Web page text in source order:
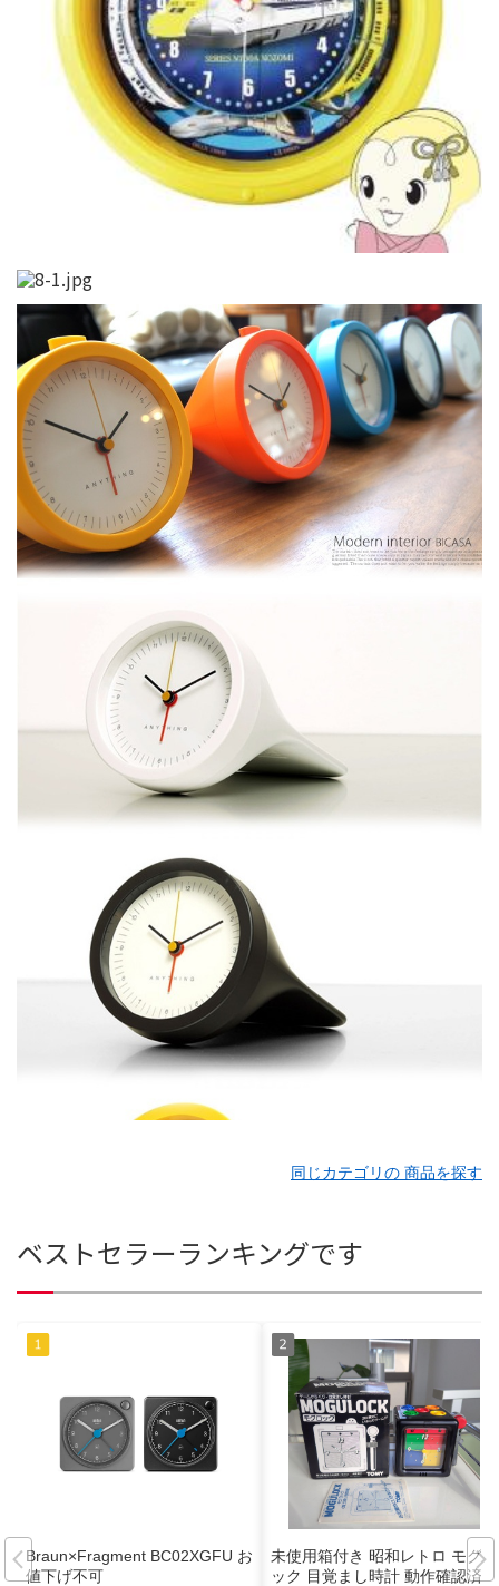
同じカテゴリの 商品を探す
ベストセラーランキングです
Braun×Fragment BC02XGFU お
値下げ不可
未使用箱付き 昭和レトロ モグロ
ック 目覚まし時計 動作確認済み